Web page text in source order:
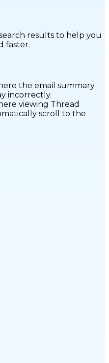
results to help you
faster.
the email summary
incorrectly.
viewing Thread
scroll to the